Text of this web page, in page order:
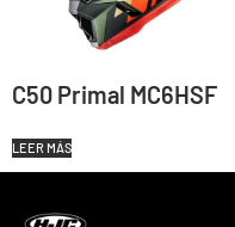
C50 Primal MC6HSF
LEER MÁS